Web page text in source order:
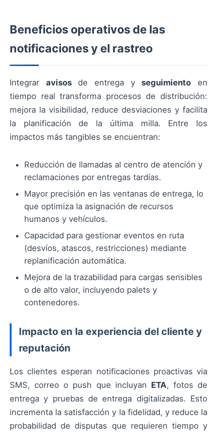
Beneficios operativos de las
notificaciones y el rastreo
Integrar avisosde entrega yseguimiento en
tiempo real transforma procesos de distribución:
mejora la visibilidad, reduce desviaciones y facilita
la planificación de la última milla. Entre los
impactos más tangibles se encuentran:
Reducción de llamadas al centro de atención y
reclamaciones por entregas tardías.
Mayor precisión en las ventanas de entrega, lo
que optimiza la asignación de recursos
humanos y vehículos.
Capacidad para gestionar eventos en ruta
(desvíos, atascos, restricciones) mediante
replanificación automática.
Mejora de la trazabilidad para cargas sensibles
o de alto valor, incluyendo palets y
contenedores.
Impacto en la experiencia del cliente y
reputación
Los clientes esperan notificaciones proactivas via
SMS, correo o push que incluyan ETA, fotos de
entrega y pruebas de entrega digitalizadas. Esto
incrementa la satisfacción y la fidelidad, y reduce la
probabilidad de disputas que requieren tiempo y